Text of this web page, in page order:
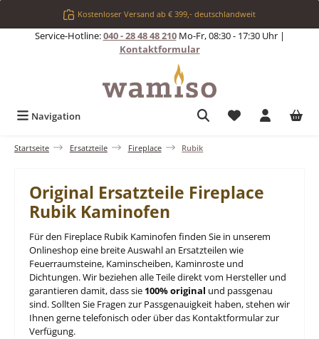
Zum Hauptinhalt springenKostenloser Versand ab € 399,- deutschlandweit
Service-Hotline:040 - 28 48 48 210Mo-Fr, 08:30 - 17:30 Uhr |
Kontaktformular
Navigation Du hast 0
Startseite Ersatzteile Fireplace Rubik
Original Ersatzteile Fireplace
Rubik Kaminofen
Für den Fireplace Rubik Kaminofen finden Sie in unserem
Onlineshop eine breite Auswahl an Ersatzteilen wie
Feuerraumsteine, Kaminscheiben, Kaminroste und
Dichtungen. Wir beziehen alle Teile direkt vom Hersteller und
garantieren damit, dass sie 100% original und passgenau
sind. Sollten Sie Fragen zur Passgenauigkeit haben, stehen wir
Ihnen gerne telefonisch oder über das Kontaktformular zur
Verfügung.